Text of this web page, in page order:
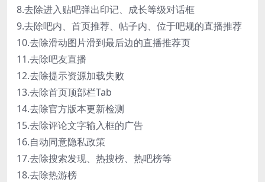
8.去除进入贴吧弹出印记、成长等级对话框
9.去除吧内、首页推荐、帖子内、位于吧规的直播推荐
10.去除滑动图片滑到最后边的直播推荐页
11.去除吧友直播
12.去除提示资源加载失败
13.去除首页顶部栏Tab
14.去除官方版本更新检测
15.去除评论文字输入框的广告
16.自动同意隐私政策
17.去除搜索发现、热搜榜、热吧榜等
18.去除热游榜